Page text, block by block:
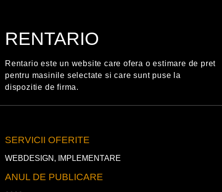
RENTARIO
Rentario este un website care ofera o estimare de pret
pentru masinile selectate si care sunt puse la
dispozitie de firma.
SERVICII OFERITE
WEBDESIGN, IMPLEMENTARE
ANUL DE PUBLICARE